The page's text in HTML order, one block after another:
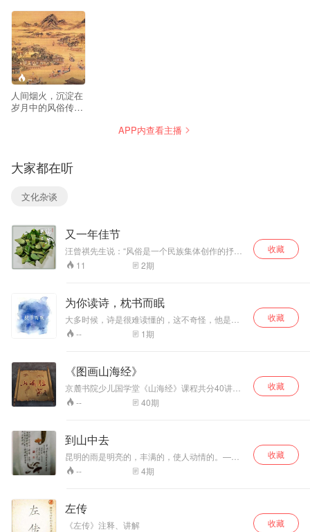
--
人间烟火，沉淀在
岁月中的风俗传
APP内查看主播
大家都在听
文化杂谈
又一年佳节
汪曾祺先生说：“风俗是一个民族集体创作的抒情
诗。”有些文学作品更是将这些传统风俗描绘得如
诗如画。本专辑将从端午开始，加上元宵、中
文化。
11 2期
收藏
为你读诗，枕书而眠
大多时候，诗是很难读懂的，这不奇怪，他是诗
人“私人”的言语，他本来就应如此。但是，有一种
诗，虽然你读不太懂，却觉得有趣，而且还说不
是吗，至少对你来说。
-- 1期
收藏
《图画山海经》
京麓书院少儿国学堂《山海经》课程共分40讲，
总时长300分钟。《山海经》是上古三大奇书“天
书、地书、人书”中的地书，是中国一部记述古代
-- 40期
收藏
到山中去
昆明的雨是明亮的，丰满的，使人动情的。——
汪曾祺
-- 4期
收藏
左传
《左传》注释、讲解
收藏